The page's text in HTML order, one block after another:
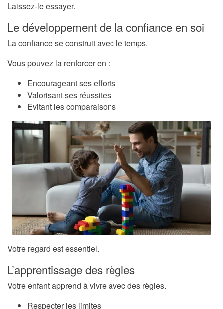
Laissez-le essayer.
Le développement de la confiance en soi
La confiance se construit avec le temps.
Vous pouvez la renforcer en :
Encourageant ses efforts
Valorisant ses réussites
Évitant les comparaisons
Votre regard est essentiel.
L’apprentissage des règles
Votre enfant apprend à vivre avec des règles.
Respecter les limites